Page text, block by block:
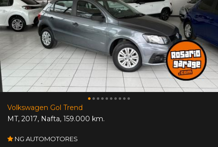
Volkswagen Gol Trend
MT, 2017, Nafta, 159.000 km.
NG AUTOMOTORES